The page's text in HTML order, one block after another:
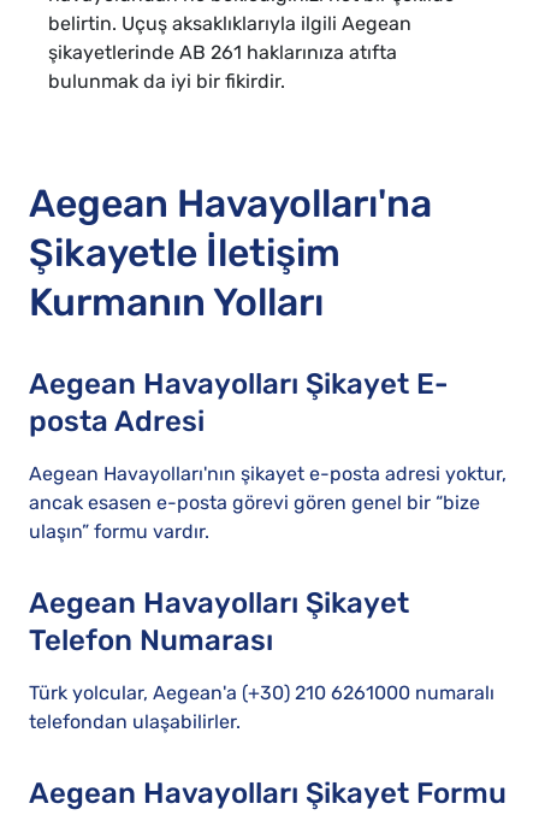
belirtin. Uçuş aksaklıklarıyla ilgili Aegean
şikayetlerinde AB 261 haklarınıza atıfta
bulunmak da iyi bir fikirdir.
Aegean Havayolları'na
Şikayetle İletişim
Kurmanın Yolları
Aegean Havayolları Şikayet E-
posta Adresi
Aegean Havayolları'nın şikayet e-posta adresi yoktur,
ancak esasen e-posta görevi gören genel bir “bize
ulaşın” formu vardır.
Aegean Havayolları Şikayet
Telefon Numarası
Türk yolcular, Aegean'a (+30) 210 6261000 numaralı
telefondan ulaşabilirler.
Aegean Havayolları Şikayet Formu